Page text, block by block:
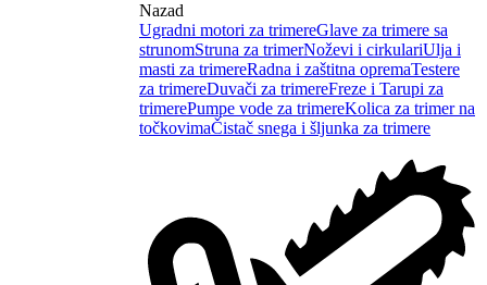
Nazad
Ugradni motori za trimereGlave za trimere sa
strunomStruna za trimerNoževi i cirkulariUlja i
masti za trimereRadna i zaštitna opremaTestere
za trimereDuvači za trimereFreze i Tarupi za
trimerePumpe vode za trimereKolica za trimer na
točkovimaČistač snega i šljunka za trimere